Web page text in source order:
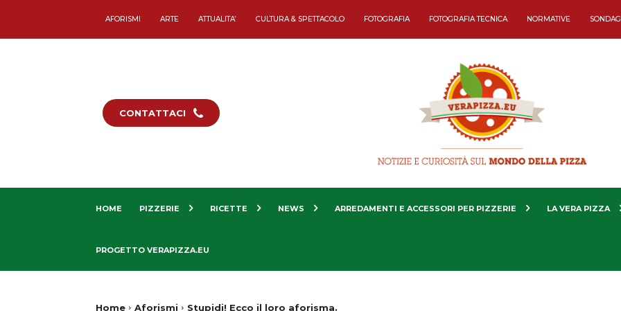
AFORISMI ARTE ATTUALITA’ CULTURA & SPETTACOLO FOTOGRAFIA FOTOGRAFIA TECNICA NORMATIVE
CONTATTACI
HOME PIZZERIE RICETTE NEWS ARREDAMENTI E ACCESSORI PER PIZZERIE LA VERA PIZZA
PROGETTO VERAPIZZA.EU
Home Aforismi Stupidi! Ecco il loro aforisma.